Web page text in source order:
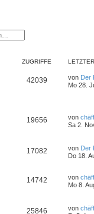
ZUGRIFFE
42039 von Der
Mo 28.
19656 von
Sa 2.
17082 von Der
Do 18.
14742 von
Mo 8.
25846 von